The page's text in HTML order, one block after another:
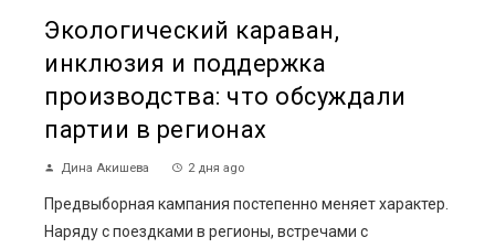
Экологический караван,
инклюзия и поддержка
производства: что обсуждали
партии в регионах
Дина Акишева 2 дня ago
Предвыборная кампания постепенно меняет характер.
Наряду с поездками в регионы, встречами с